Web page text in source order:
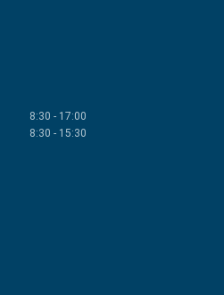
8:30 - 17:00
8:30 - 15:30